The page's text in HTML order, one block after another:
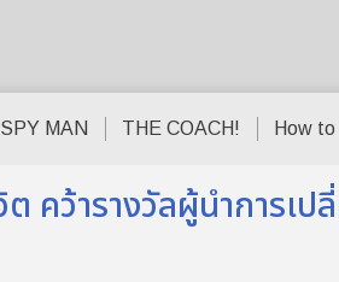
SPY MAN THE COACH! How
คว้ารางวัลผู้นำการเ